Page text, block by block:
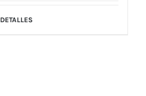
DETALLES